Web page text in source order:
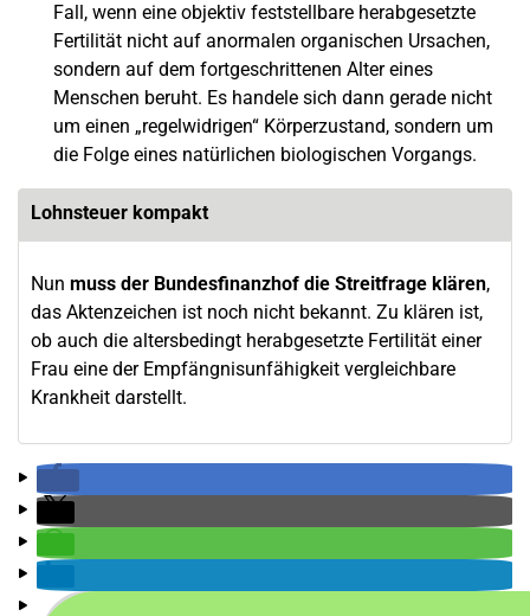
Fall, wenn eine objektiv feststellbare herabgesetzte
Fertilität nicht auf anormalen organischen Ursachen,
sondern auf dem fortgeschrittenen Alter eines
Menschen beruht. Es handele sich dann gerade nicht
um einen „regelwidrigen“ Körperzustand, sondern um
die Folge eines natürlichen biologischen Vorgangs.
Lohnsteuer kompakt
Nun muss der Bundesfinanzhof die Streitfrage klären,
das Aktenzeichen ist noch nicht bekannt. Zu klären ist,
ob auch die altersbedingt herabgesetzte Fertilität einer
Frau eine der Empfängnisunfähigkeit vergleichbare
Krankheit darstellt.